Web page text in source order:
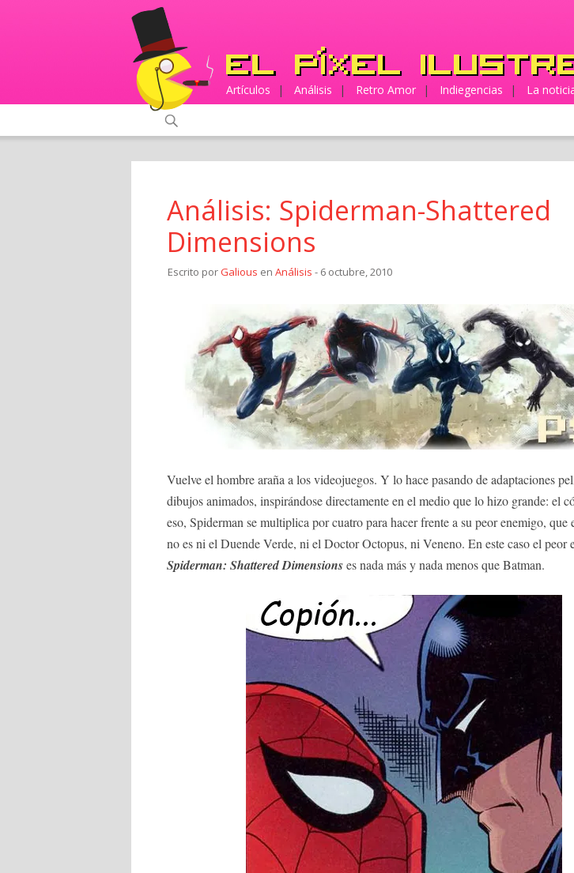
Artículos | Análisis | Retro Amor | Indiegencias | La
Análisis: Spiderman-Shattered
Dimensions
Escrito porGalious en Análisis - 6 octubre, 2010
Vuelve el hombre araña a los videojuegos. Y lo hace pasando de adaptaciones
dibujos animados, inspirándose directamente en el medio que lo hizo grande: el
eso, Spiderman se multiplica por cuatro para hacer frente a su peor enemigo, que
no es ni el Duende Verde, ni el Doctor Octopus, ni Veneno. En este caso el peor
Spiderman: Shattered Dimensionses nada más y nada menos que Batman.